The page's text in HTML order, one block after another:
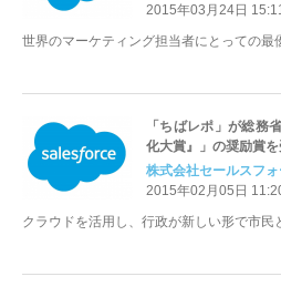
2015年03月24日
世界のマーケティング担当者にとっての最
「ちばレポ」が総務
化大賞』」の奨励賞
株式会社セールスフ
2015年02月05日
クラウドを活用し、行政が新しい形で市民